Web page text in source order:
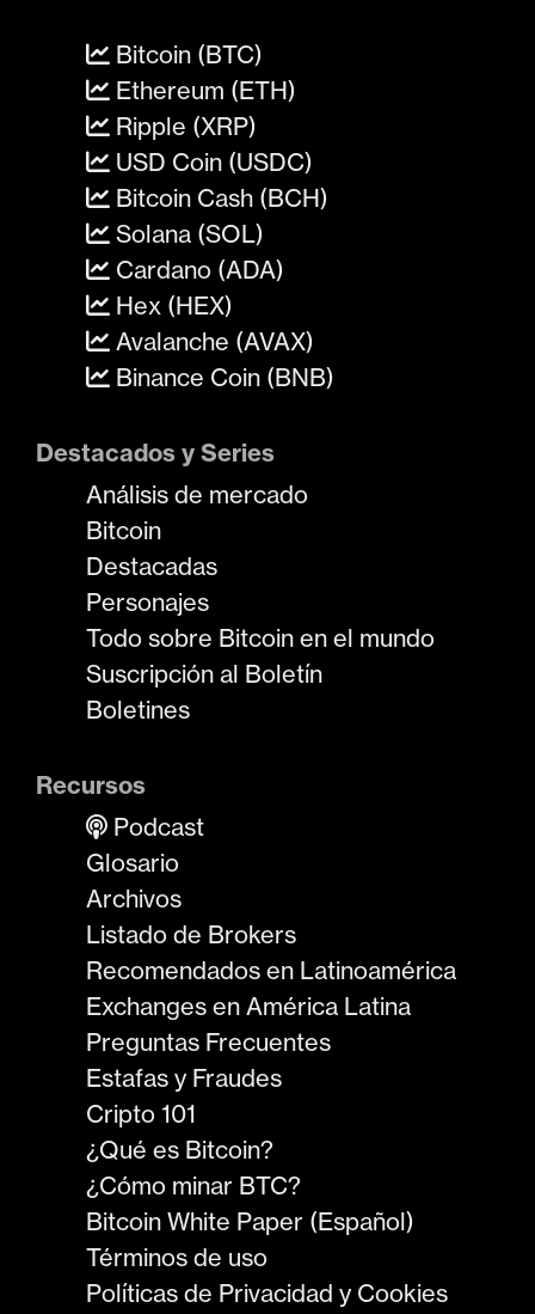
Bitcoin (BTC)
Ethereum (ETH)
Ripple (XRP)
USD Coin (USDC)
Bitcoin Cash (BCH)
Solana (SOL)
Cardano (ADA)
Hex (HEX)
Avalanche (AVAX)
Binance Coin (BNB)
Destacados y Series
Análisis de mercado
Bitcoin
Destacadas
Personajes
Todo sobre Bitcoin en el mundo
Suscripción al Boletín
Boletines
Recursos
Podcast
Glosario
Archivos
Listado de Brokers
Recomendados en Latinoamérica
Exchanges en América Latina
Preguntas Frecuentes
Estafas y Fraudes
Cripto 101
¿Qué es Bitcoin?
¿Cómo minar BTC?
Bitcoin White Paper (Español)
Términos de uso
Políticas de Privacidad y Cookies